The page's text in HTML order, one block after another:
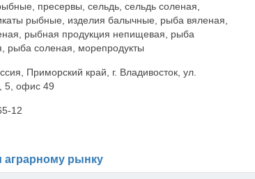
пресервы, сельдь, сельдь соленая,
рыбные, изделия балычные, рыба вяленая,
рыбная продукция непищевая, рыба
рыба соленая, морепродукты
Приморский край, г. Владивосток, ул.
5, офис 49
12
аграрному рынку